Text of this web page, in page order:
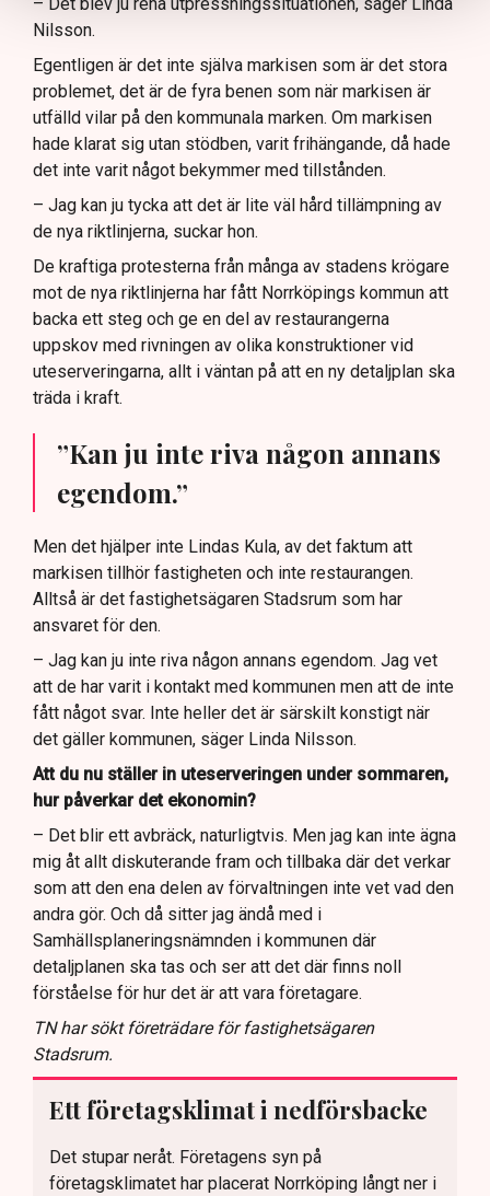
Nilsson.
Egentligen är det inte själva markisen som är det stora
problemet, det är de fyra benen som när markisen är
utfälld vilar på den kommunala marken. Om markisen
hade klarat sig utan stödben, varit frihängande, då hade
det inte varit något bekymmer med tillstånden.
– Jag kan ju tycka att det är lite väl hård tillämpning av
de nya riktlinjerna, suckar hon.
De kraftiga protesterna från många av stadens krögare
mot de nya riktlinjerna har fått Norrköpings kommun att
backa ett steg och ge en del av restaurangerna
uppskov med rivningen av olika konstruktioner vid
uteserveringarna, allt i väntan på att en ny detaljplan ska
träda i kraft.
”Kan ju inte riva någon annans
egendom.”
Men det hjälper inte Lindas Kula, av det faktum att
markisen tillhör fastigheten och inte restaurangen.
Alltså är det fastighetsägaren Stadsrum som har
ansvaret för den.
– Jag kan ju inte riva någon annans egendom. Jag vet
att de har varit i kontakt med kommunen men att de inte
fått något svar. Inte heller det är särskilt konstigt när
det gäller kommunen, säger Linda Nilsson.
Att du nu ställer in uteserveringen under sommaren,
hur påverkar det ekonomin?
– Det blir ett avbräck, naturligtvis. Men jag kan inte ägna
mig åt allt diskuterande fram och tillbaka där det verkar
som att den ena delen av förvaltningen inte vet vad den
andra gör. Och då sitter jag ändå med i
Samhällsplaneringsnämnden i kommunen där
detaljplanen ska tas och ser att det där finns noll
förståelse för hur det är att vara företagare.
TN har sökt företrädare för fastighetsägaren
Stadsrum.
Ett företagsklimat i nedförsbacke
Det stupar neråt. Företagens syn på
företagsklimatet har placerat Norrköping långt ner i